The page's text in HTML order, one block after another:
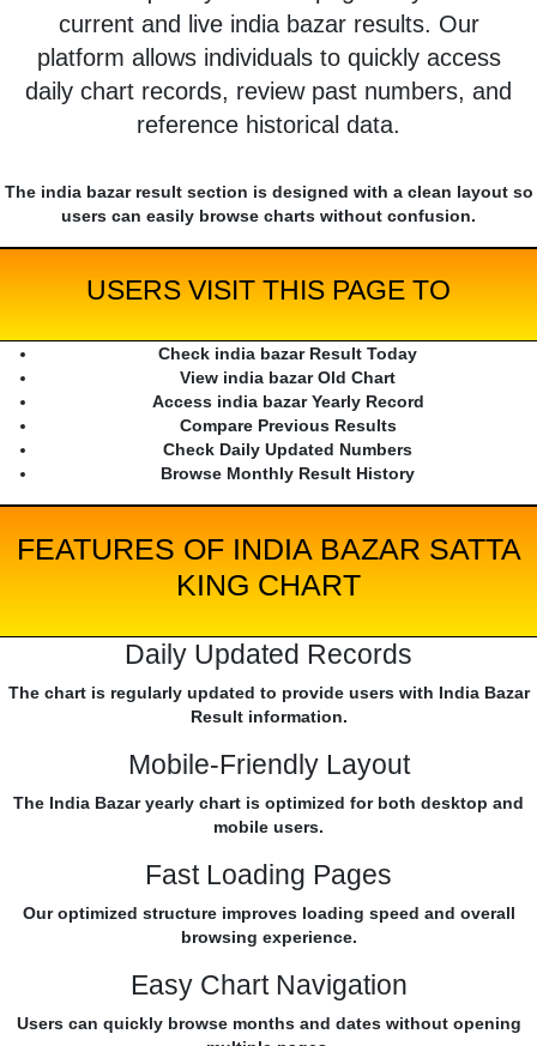
current and live india bazar results. Our
platform allows individuals to quickly access
daily chart records, review past numbers, and
reference historical data.
The india bazar result section is designed with a clean layout so
users can easily browse charts without confusion.
USERS VISIT THIS PAGE TO
Check india bazar Result Today
View india bazar Old Chart
Access india bazar Yearly Record
Compare Previous Results
Check Daily Updated Numbers
Browse Monthly Result History
FEATURES OF INDIA BAZAR SATTA
KING CHART
Daily Updated Records
The chart is regularly updated to provide users with India Bazar
Result information.
Mobile-Friendly Layout
The India Bazar yearly chart is optimized for both desktop and
mobile users.
Fast Loading Pages
Our optimized structure improves loading speed and overall
browsing experience.
Easy Chart Navigation
Users can quickly browse months and dates without opening